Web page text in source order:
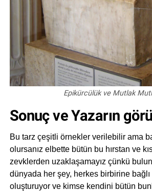
Epikürcülük ve Mutlak
Sonuç ve Yazarın
Bu tarz çeşitli örnekler verilebilir ama
olursanız elbette bütün bu hırstan ve
zevklerden uzaklaşamayız çünkü
dünyada her şey, herkes birbirine bağlı
oluşturuyor ve kimse kendini bütün